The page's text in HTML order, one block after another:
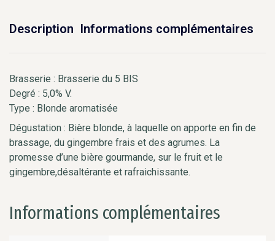
Description Informations complémentaires
Brasserie : Brasserie du 5 BIS
Degré : 5,0% V.
Type : Blonde aromatisée
Dégustation : Bière blonde, à laquelle on apporte en fin de
brassage, du gingembre frais et des agrumes. La
promesse d’une bière gourmande, sur le fruit et le
gingembre,désaltérante et rafraichissante.
Informations complémentaires